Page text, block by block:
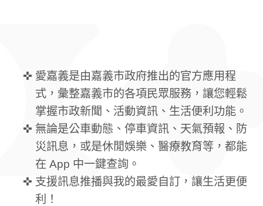
愛嘉義是由嘉義市政府推出的官方應用程
式，彙整嘉義市的各項民眾服務，讓您輕鬆
掌握市政新聞、活動資訊、生活便利功能。
無論是公車動態、停車資訊、天氣預報、防
災訊息，或是休閒娛樂、醫療教育等，都能
在 App 中一鍵查詢。
支援訊息推播與我的最愛自訂，讓生活更便
利！